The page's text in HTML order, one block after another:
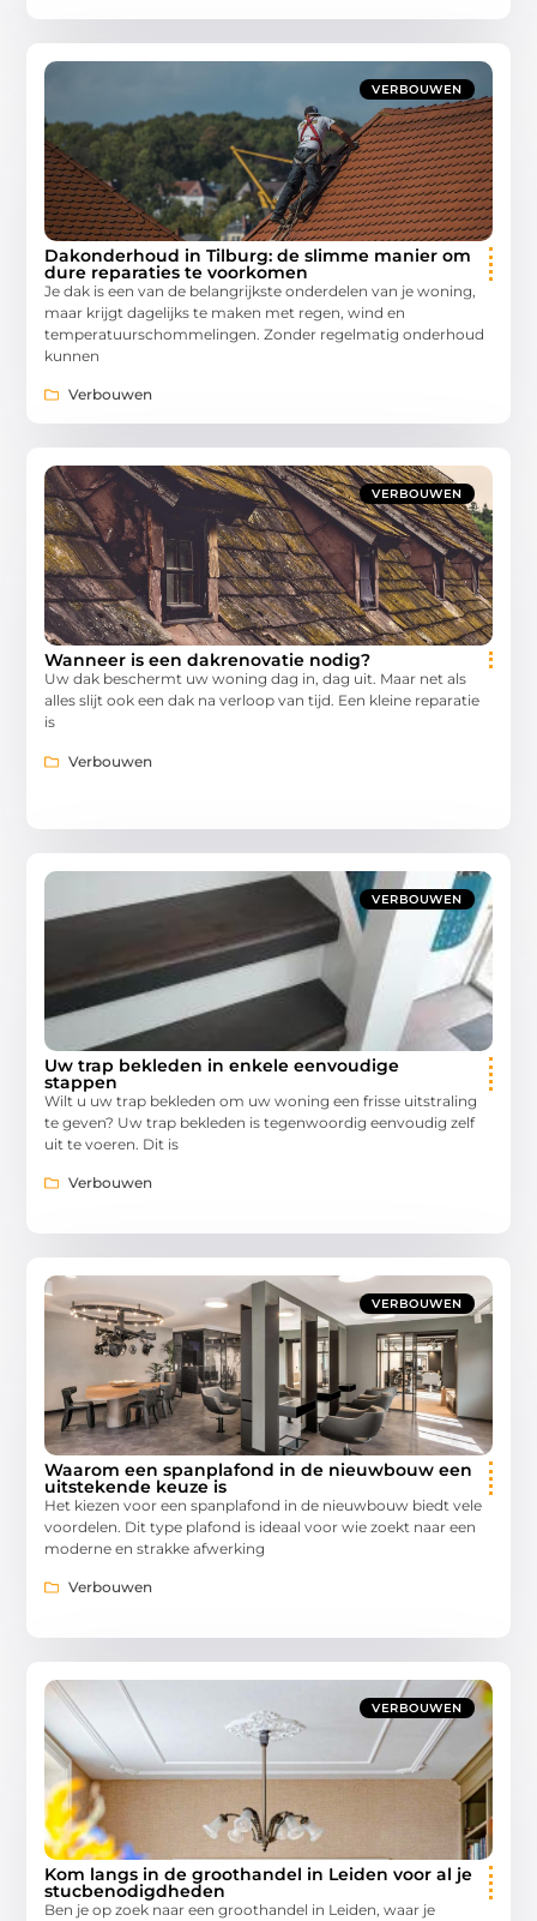
VERBOUWEN
Dakonderhoud in Tilburg: de slimme manier om
dure reparaties te voorkomen
Je dak is een van de belangrijkste onderdelen van je woning,
maar krijgt dagelijks te maken met regen, wind en
temperatuurschommelingen. Zonder regelmatig onderhoud
kunnen
Verbouwen
VERBOUWEN
Wanneer is een dakrenovatie nodig?
Uw dak beschermt uw woning dag in, dag uit. Maar net als
alles slijt ook een dak na verloop van tijd. Een kleine reparatie
is
Verbouwen
VERBOUWEN
Uw trap bekleden in enkele eenvoudige
stappen
Wilt u uw trap bekleden om uw woning een frisse uitstraling
te geven? Uw trap bekleden is tegenwoordig eenvoudig zelf
uit te voeren. Dit is
Verbouwen
VERBOUWEN
Waarom een spanplafond in de nieuwbouw een
uitstekende keuze is
Het kiezen voor een spanplafond in de nieuwbouw biedt vele
voordelen. Dit type plafond is ideaal voor wie zoekt naar een
moderne en strakke afwerking
Verbouwen
VERBOUWEN
Kom langs in de groothandel in Leiden voor al je
stucbenodigdheden
Ben je op zoek naar een groothandel in Leiden, waar je